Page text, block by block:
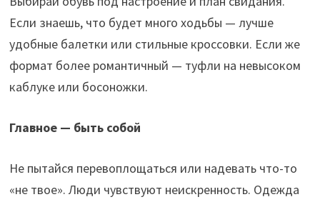
Если знаешь, что будет много ходьбы — лучше
удобные балетки или стильные кроссовки. Если же
формат более романтичный — туфли на невысоком
каблуке или босоножки.
Главное — быть собой
Не пытайся перевоплощаться или надевать что-то
«не твое». Люди чувствуют неискренность. Одежда